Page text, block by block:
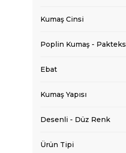
Kumaş Cinsi
Poplin Kumaş - Pakteks
Ebat
Kumaş Yapısı
Desenli - Düz Renk
Ürün Tipi